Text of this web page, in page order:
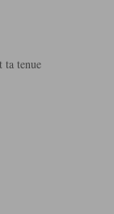
ta tenue